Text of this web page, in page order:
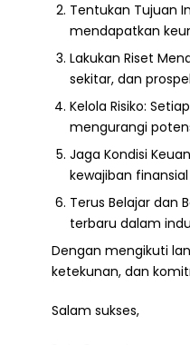
Tentukan Tujuan
mendapatkan
Lakukan Riset
sekitar, dan
Kelola Risiko:
mengurangi
Jaga Kondisi
kewajiban
Terus Belajar dan
terbaru dalam
Dengan mengikuti
ketekunan, dan
Salam sukses,